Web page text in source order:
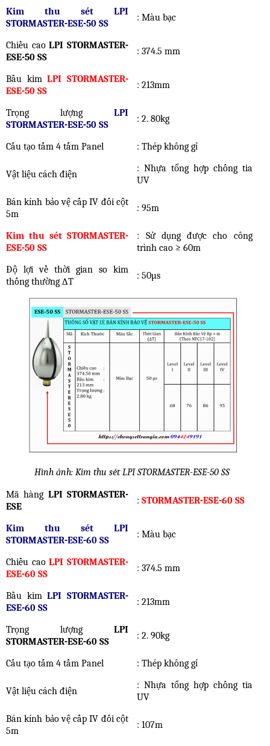
Kim thu sét LPI
STORMASTER-ESE-50 SS
: Màu bạc
Chiều caoLPI STORMASTER-
ESE-50 SS
: 374.5 mm
Bầu kimLPI STORMASTER-
ESE-50 SS
: 213mm
Trọng lượng LPI
STORMASTER-ESE-50 SS
: 2. 80kg
Cấu tạo tấm 4 tấm Panel : Thép không gỉ
Vật liệu cách điện
: Nhựa tổng hợp chống tia
UV
Bán kính bảo vệ cấp IV đối cột
5m
: 95m
Kim thu sét STORMASTER-
ESE-50 SS
: Sử dụng được cho công
trình cao ≥ 60m
Độ lợi về thời gian so kim
thống thường ∆T
: 50µs
Hình ảnh: Kim thu sét LPI STORMASTER-ESE-50 SS
Mã hàng LPI STORMASTER-
ESE
:STORMASTER-ESE-60 SS
Kim thu sét LPI
STORMASTER-ESE-60 SS
: Màu bạc
Chiều caoLPI STORMASTER-
ESE-60 SS
: 374.5 mm
Bầu kimLPI STORMASTER-
ESE-60 SS
: 213mm
Trọng lượng LPI
STORMASTER-ESE-60 SS
: 2. 90kg
Cấu tạo tấm 4 tấm Panel : Thép không gỉ
Vật liệu cách điện
: Nhựa tổng hợp chống tia
UV
Bán kính bảo vệ cấp IV đối cột
5m
: 107m